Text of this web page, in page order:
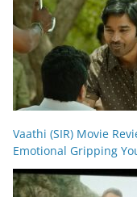
Vaathi (SIR) Movie
Emotional Gripping